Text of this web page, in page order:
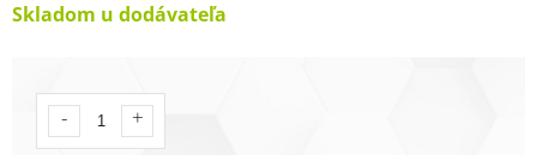
Skladom u dodávateľa